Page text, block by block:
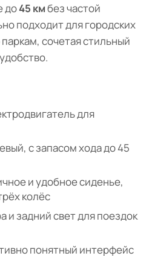
до45 кмбез частой
подходит для городских
сочетая стильный
для
с запасом хода до 45
и удобное сиденье,
колёс
и задний свет для поездок
понятный интерфейс